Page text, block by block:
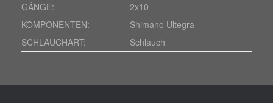
GÄNGE:
2x10
KOMPONENTEN:
Shimano Ultegra
SCHLAUCHART:
Schlauch